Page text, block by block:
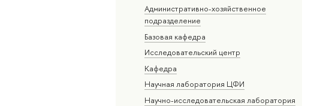
Административно-хозяйственное
подразделение
Базовая кафедра
Исследовательский центр
Кафедра
Научная лаборатория ЦФИ
Научно-исследовательская лаборатория